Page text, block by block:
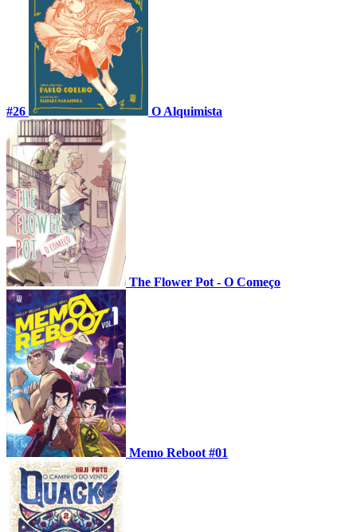
#26 O Alquimista
The Flower Pot - O Começo
Memo Reboot #01